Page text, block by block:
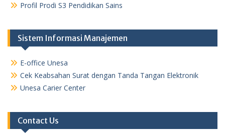
Profil Prodi S3 Pendidikan Sains
Sistem Informasi Manajemen
E-office Unesa
Cek Keabsahan Surat dengan Tanda Tangan Elektronik
Unesa Carier Center
Contact Us